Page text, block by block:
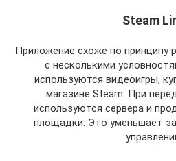
Steam
Приложение схоже по принципу
с несколькими
используются видеоигры,
магазине Steam. При
используются сервера и
площадки. Это уменьшает